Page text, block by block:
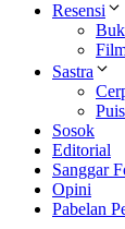
Resensi
Sastra
Sosok
Editorial
Sanggar
Opini
Pabelan